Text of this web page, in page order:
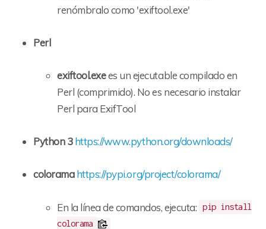
renómbralo como 'exiftool.exe'
Perl
exiftool.exees un ejecutable compilado en
Perl (comprimido). No es necesario instalar
Perl para ExifTool
Python 3 https://www.python.org/downloads/
colorama https://pypi.org/project/colorama/
En la línea de comandos, ejecuta: pip install
colorama